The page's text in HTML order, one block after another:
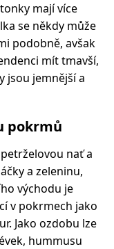
mají více
se někdy může
podobně, avšak
mít tmavší,
jsou jemnější a
pokrmů
nať a
a zeleninu,
východu je
v pokrmech jako
Jako ozdobu lze
hummusu